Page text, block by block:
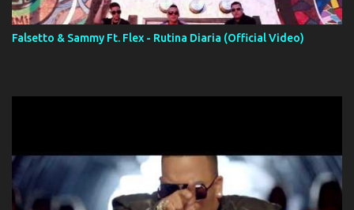
Falsetto & Sammy Ft. Flex - Rutina Diaria (Official Video)